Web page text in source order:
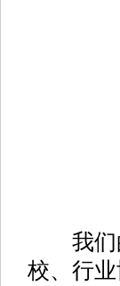
我们的
校、行